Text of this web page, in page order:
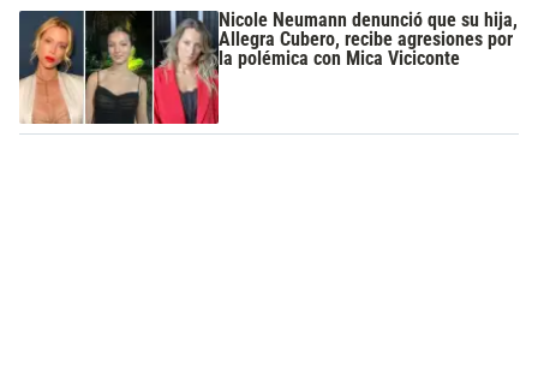
Nicole Neumann denunció que su hija,
Allegra Cubero, recibe agresiones por
la polémica con Mica Viciconte